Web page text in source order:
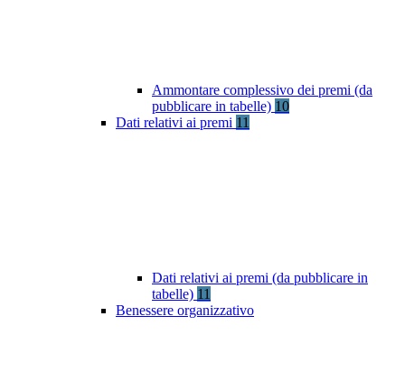
Ammontare complessivo dei premi (da
pubblicare in tabelle) 10
Dati relativi ai premi 11
Dati relativi ai premi (da pubblicare in
tabelle) 11
Benessere organizzativo